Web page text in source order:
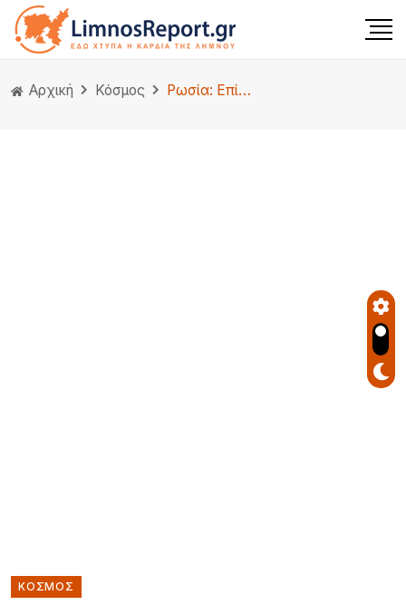
Αρχική Κόσμος Ρωσία: Επίθεση ουκρανικών drones στη Μόσχα – Τρεις νεκροί, 17 τραυματίες
ΚΌΣΜΟΣ